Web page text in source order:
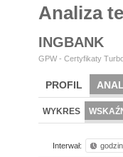
Analiza
INGBANK
GPW - Certyfikaty
PROFIL
WYKRES
Interwał: